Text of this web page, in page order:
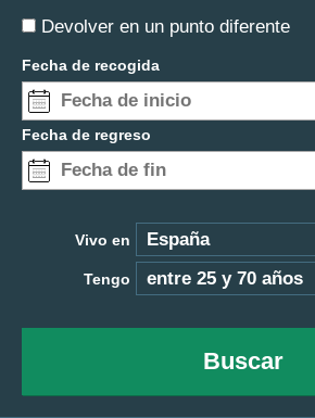
Devolver en un punto diferente
Fecha de recogida
Fecha de regreso
Vivo en
Tengo
Buscar